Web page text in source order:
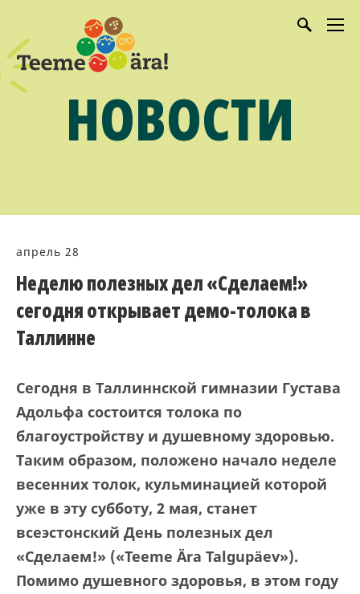
НОВОСТИ
апрель 28
Неделю полезных дел «Сделаем!»
сегодня открывает демо-толока в
Таллинне
Сегодня в Таллиннской гимназии Густава
Адольфа состоится толока по
благоустройству и душевному здоровью.
Таким образом, положено начало неделе
весенних толок, кульминацией которой
уже в эту субботу, 2 мая, станет
всеэстонский День полезных дел
«Сделаем!» («Teeme Ära Talgupäev»).
Помимо душевного здоровья, в этом году